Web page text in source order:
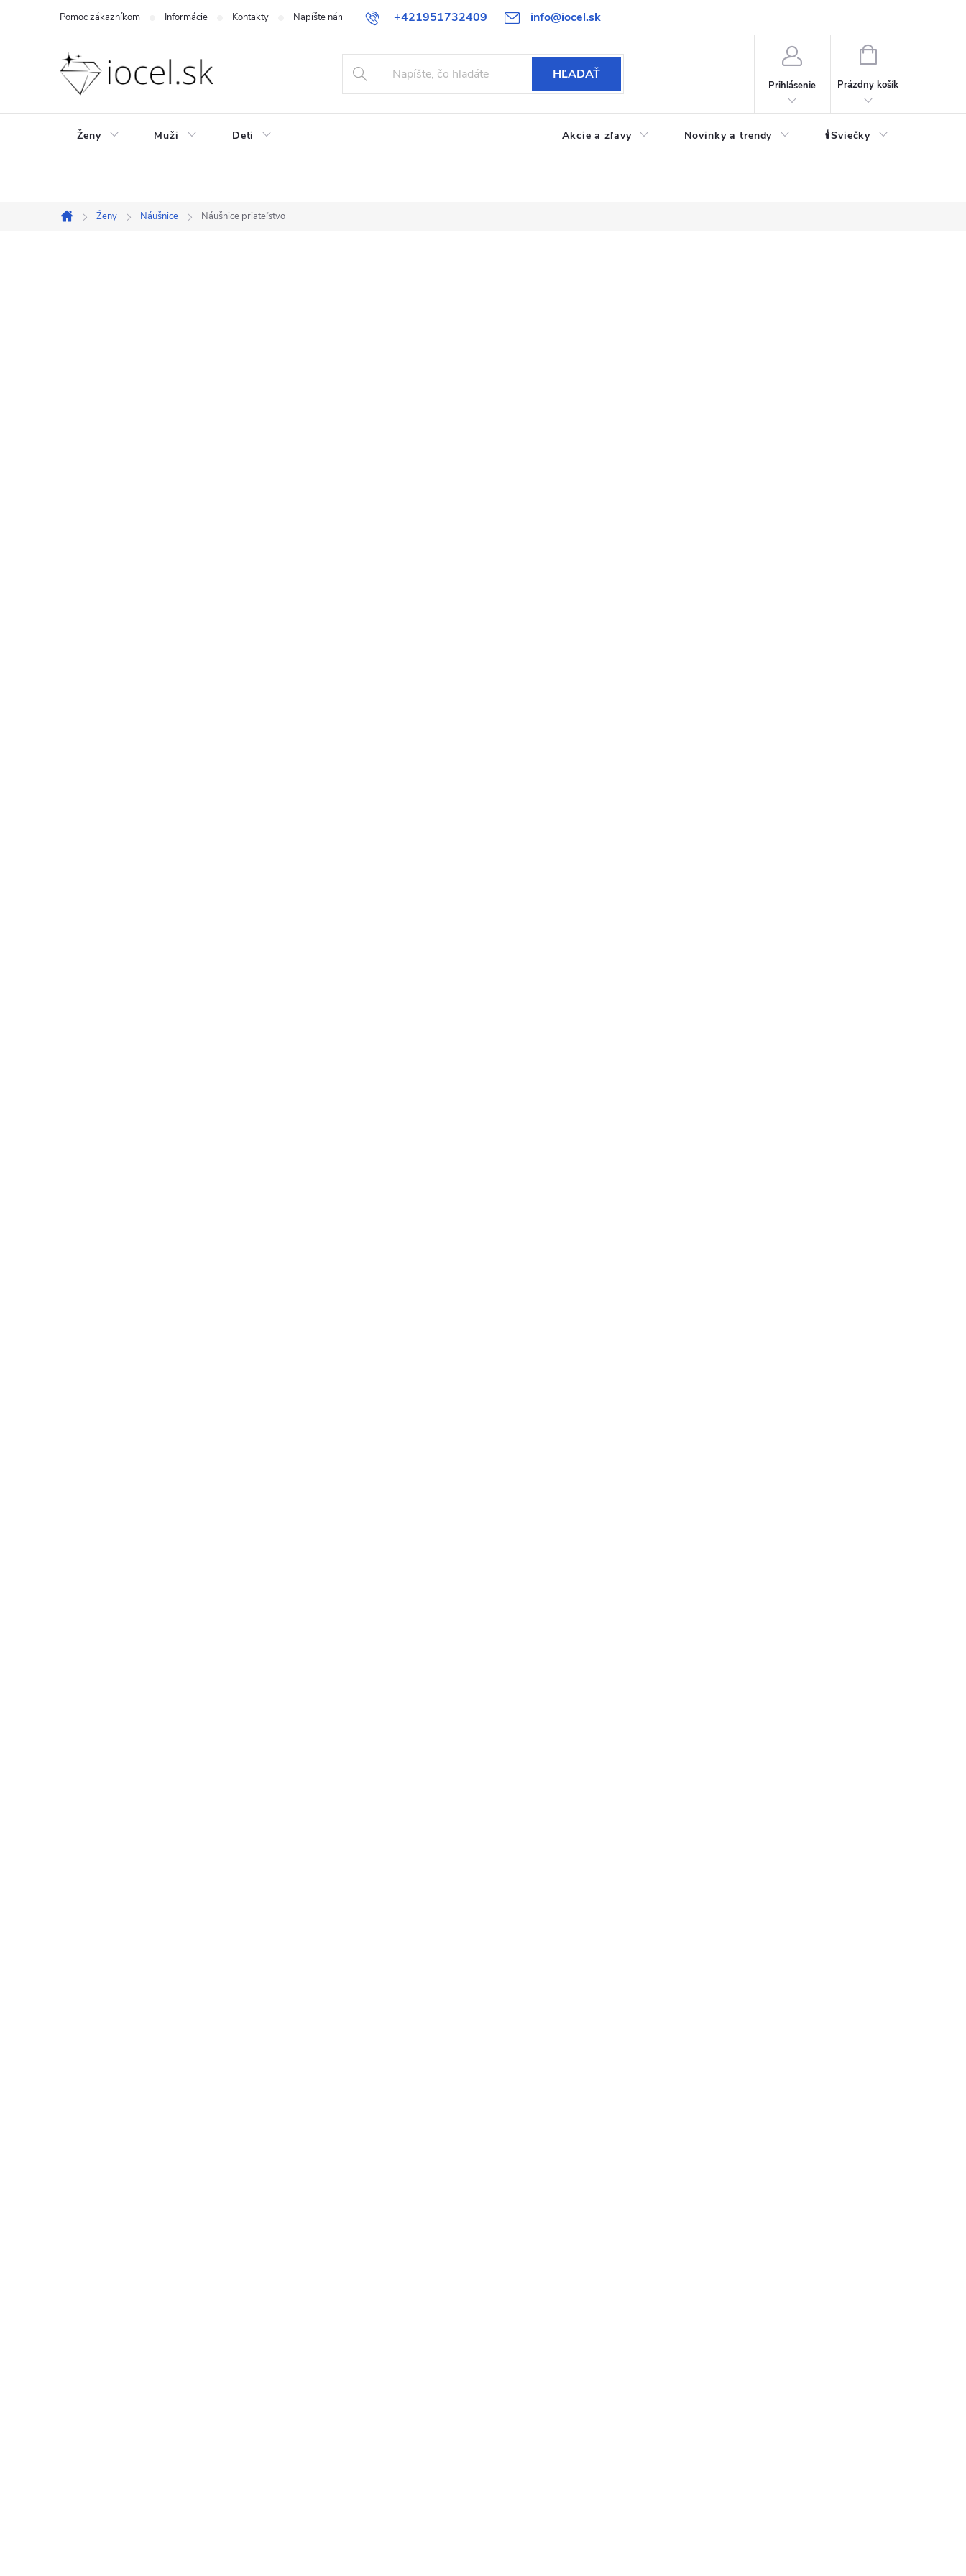
+421951732409 info@iocel.sk
Pomoc zákazníkom Informácie Kontakty Napíšte nám Blog Obchodné podmienky Obľúbené Bezpečnostné informácie
HĽADAŤ
Prihlásenie
NÁKUPNÝ
Prázdny košík
Ženy Muži Deti Akcie a zľavy Novinky a trendy 🕯️Sviečky
Domov
Ženy Náušnice Náušnice priateľstvo